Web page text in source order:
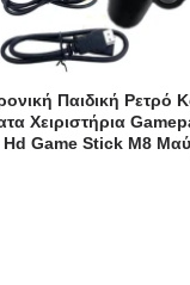
Παιδική Ρετρό
Χειριστήρια
Hd Game Stick M8